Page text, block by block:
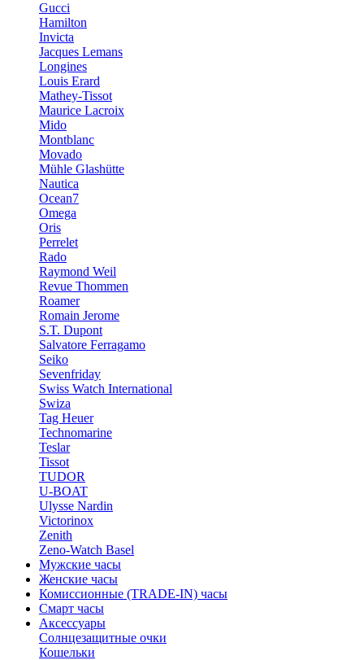
Gucci
Hamilton
Invicta
Jacques Lemans
Longines
Louis Erard
Mathey-Tissot
Maurice Lacroix
Mido
Montblanc
Movado
Mühle Glashütte
Nautica
Ocean7
Omega
Oris
Perrelet
Rado
Raymond Weil
Revue Thommen
Roamer
Romain Jerome
S.T. Dupont
Salvatore Ferragamo
Seiko
Sevenfriday
Swiss Watch International
Swiza
Tag Heuer
Technomarine
Teslar
Tissot
TUDOR
U-BOAT
Ulysse Nardin
Victorinox
Zenith
Zeno-Watch Basel
Мужские часы
Женские часы
Комиссионные (TRADE-IN) часы
Смарт часы
Аксессуары
Солнцезащитные очки
Кошельки